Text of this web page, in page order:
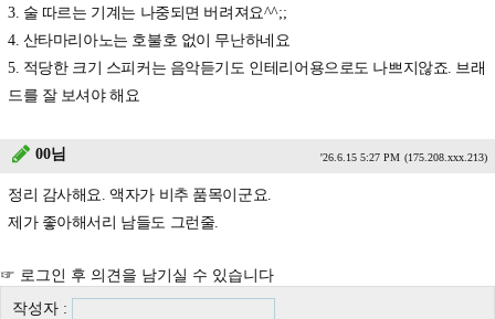
3. 술 따르는 기계는 나중되면 버려져요^^;;
4. 산타마리아노는 호불호 없이 무난하네요
5. 적당한 크기 스피커는 음악듣기도 인테리어용으로도 나쁘지않죠. 브래
드를 잘 보셔야 해요
00님 '26.6.15 5:27 PM (175.208.xxx.213)
정리 감사해요. 액자가 비추 품목이군요.
제가 좋아해서리 남들도 그런줄.
☞ 로그인 후 의견을 남기실 수 있습니다
작성자 :